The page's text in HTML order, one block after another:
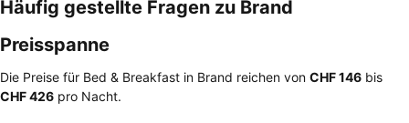
Häufig gestellte Fragen zu Brand
Preisspanne
Die Preise für Bed & Breakfast in Brand reichen von ‎CHF 146 bis
‎CHF 426 pro Nacht.